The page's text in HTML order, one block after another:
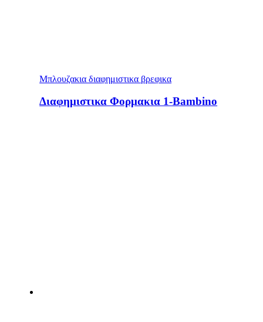
Μπλουζακια διαφημιστικα βρεφικα
Διαφημιστικα Φορμακια 1-Bambino